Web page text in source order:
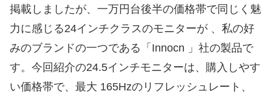
掲載しましたが、一万円台後半の価格帯で同じく魅
力に感じる24インチクラスのモニターが 、私の好
みのブランドの一つである「Innocn 」社の製品で
す。今回紹介の24.5インチモニターは、購入しやす
い価格帯で、最大 165Hzのリフレッシュレート、